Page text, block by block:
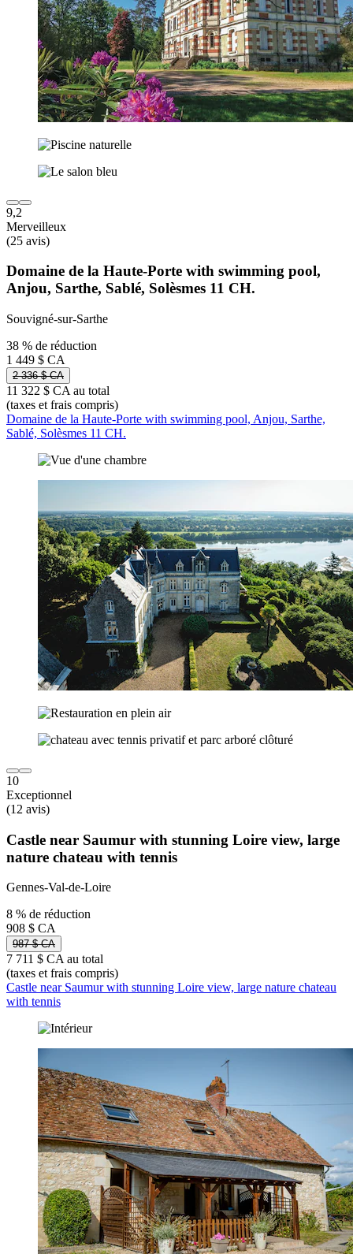
9,2
Merveilleux
(25 avis)
Domaine de la Haute-Porte with swimming pool,
Anjou, Sarthe, Sablé, Solèsmes 11 CH.
Souvigné-sur-Sarthe
38 % de réduction
1 449 $ CA
2 336 $ CA
11 322 $ CA au total
(taxes et frais compris)
Domaine de la Haute-Porte with swimming pool, Anjou, Sarthe,
Sablé, Solèsmes 11 CH.
10
Exceptionnel
(12 avis)
Castle near Saumur with stunning Loire view, large
nature chateau with tennis
Gennes-Val-de-Loire
8 % de réduction
908 $ CA
987 $ CA
7 711 $ CA au total
(taxes et frais compris)
Castle near Saumur with stunning Loire view, large nature chateau
with tennis